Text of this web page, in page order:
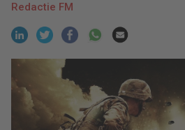
Redactie FM